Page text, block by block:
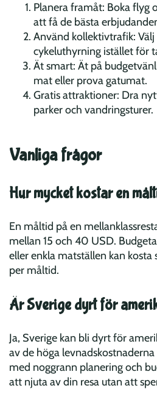
Planera framåt: Boka flyg
att få de bästa
Använd kollektivtrafik:
cykeluthyrning istället för
Ät smart: Ät på
mat eller prova gatumat.
Gratis attraktioner: Dra
parker och vandringsturer.
Vanliga frågor
Hur mycket kostar en
En måltid på en
mellan 15 och 40 USD.
eller enkla matställen kan
per måltid.
Är Sverige dyrt för
Ja, Sverige kan bli dyrt för
av de höga
med noggrann planering och
att njuta av din resa utan att